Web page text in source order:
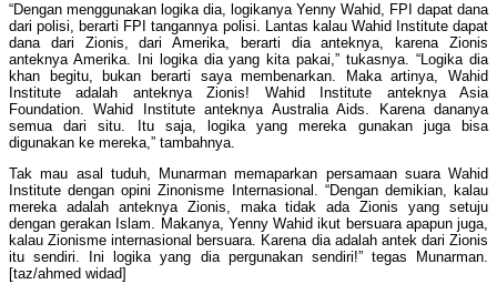
“Dengan menggunakan logika dia, logikanya Yenny Wahid, FPI dapat dana
dari polisi, berarti FPI tangannya polisi. Lantas kalau Wahid Institute dapat
dana dari Zionis, dari Amerika, berarti dia anteknya, karena Zionis
anteknya Amerika. Ini logika dia yang kita pakai,” tukasnya. “Logika dia
khan begitu, bukan berarti saya membenarkan. Maka artinya, Wahid
Institute adalah anteknya Zionis! Wahid Institute anteknya Asia
Foundation. Wahid Institute anteknya Australia Aids. Karena dananya
semua dari situ. Itu saja, logika yang mereka gunakan juga bisa
digunakan ke mereka,” tambahnya.
Tak mau asal tuduh, Munarman memaparkan persamaan suara Wahid
Institute dengan opini Zinonisme Internasional. “Dengan demikian, kalau
mereka adalah anteknya Zionis, maka tidak ada Zionis yang setuju
dengan gerakan Islam. Makanya, Yenny Wahid ikut bersuara apapun juga,
kalau Zionisme internasional bersuara. Karena dia adalah antek dari Zionis
itu sendiri. Ini logika yang dia pergunakan sendiri!” tegas Munarman.
[taz/ahmed widad]